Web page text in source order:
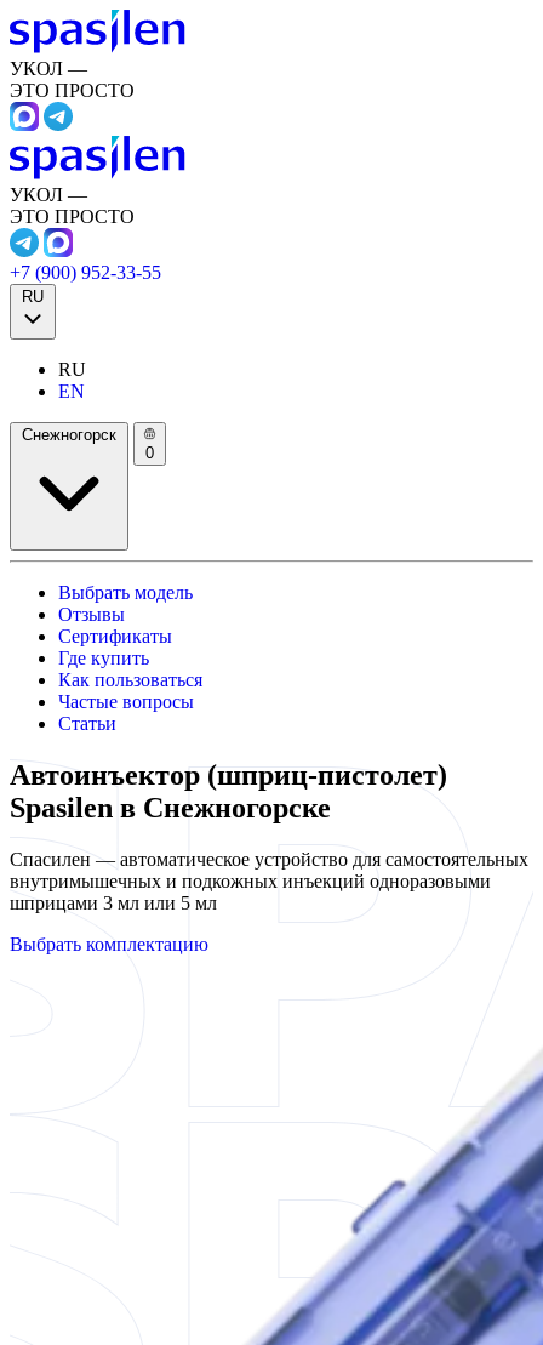
УКОЛ —
ЭТО ПРОСТО
УКОЛ —
ЭТО ПРОСТО
+7 (900) 952-33-55
RU
RU
EN
Снежногорск
0
Выбрать модель
Отзывы
Сертификаты
Где купить
Как пользоваться
Частые вопросы
Статьи
Автоинъектор (шприц-пистолет)
Spasilen в Снежногорске
Спасилен — автоматическое устройство для самостоятельных
внутримышечных и подкожных инъекций одноразовыми
шприцами 3 мл или 5 мл
Выбрать комплектацию